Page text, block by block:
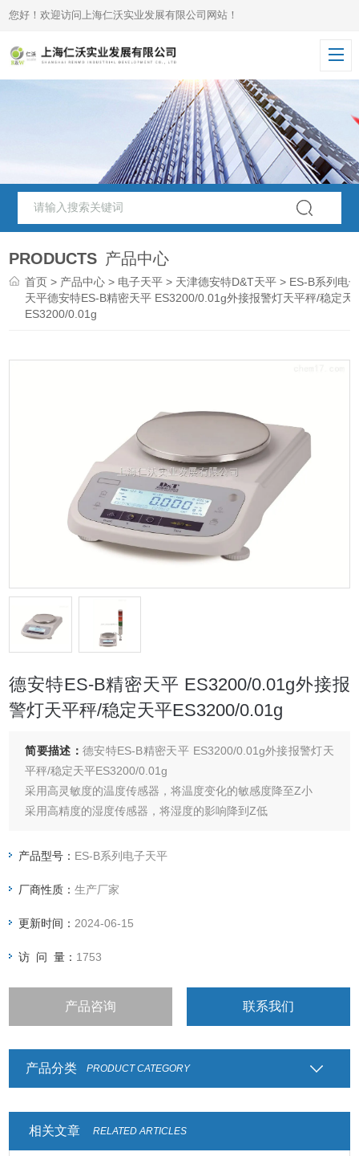
您好！欢迎访问上海仁沃实业发展有限公司网站！
PRODUCTS 产品中心
首页 > 产品中心 > 电子天平 > 天津德安特D&T天平 > ES-B系列电
天平德安特ES-B精密天平 ES3200/0.01g外接报警灯天平秤/稳定天
ES3200/0.01g
德安特ES-B精密天平 ES3200/0.01g外接报
警灯天平秤/稳定天平ES3200/0.01g
简要描述：德安特ES-B精密天平 ES3200/0.01g外接报警灯天
平秤/稳定天平ES3200/0.01g
采用高灵敏度的温度传感器，将温度变化的敏感度降至Z小
采用高精度的湿度传感器，将湿度的影响降到Z低
备之间的通讯
能活体称量功能
产品型号： ES-B系列电子天平
厂商性质：生产厂家
更新时间： 2024-06-15
访 问 量： 1753
产品咨询 联系我们
产品分类 PRODUCT CATEGORY
相关文章 RELATED ARTICLES